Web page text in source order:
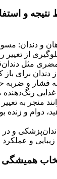
و
و دندان:
از تغییر
مضری مثل
دندان برای
فشار و
غذایی
منجر به
دوام و زنده
و
و عملکرد
انتخاب